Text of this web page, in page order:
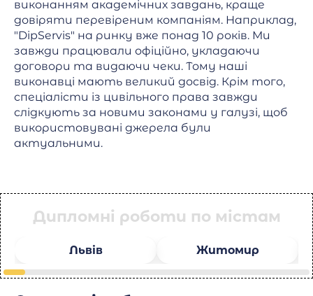
виконанням академічних завдань, краще
довіряти перевіреним компаніям. Наприклад,
"DipServis" на ринку вже понад 10 років. Ми
завжди працювали офіційно, укладаючи
договори та видаючи чеки. Тому наші
виконавці мають великий досвід. Крім того,
спеціалісти із цивільного права завжди
слідкують за новими законами у галузі, щоб
використовувані джерела були
актуальними.
Дипломні роботи по містам
Львів Житомир